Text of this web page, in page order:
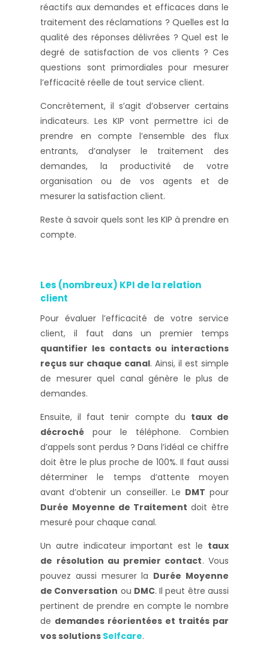
réactifs aux demandes et efficaces dans le
traitement des réclamations ? Quelles est la
qualité des réponses délivrées ? Quel est le
degré de satisfaction de vos clients ? Ces
questions sont primordiales pour mesurer
l’efficacité réelle de tout service client.
Concrètement, il s’agit d’observer certains
indicateurs. Les KIP vont permettre ici de
prendre en compte l’ensemble des flux
entrants, d’analyser le traitement des
demandes, la productivité de votre
organisation ou de vos agents et de
mesurer la satisfaction client.
Reste à savoir quels sont les KIP à prendre en
compte.
Les (nombreux) KPI de la relation
client
Pour évaluer l’efficacité de votre service
client, il faut dans un premier temps
quantifier les contacts ou interactions
reçus sur chaque canal. Ainsi, il est simple
de mesurer quel canal génère le plus de
demandes.
Ensuite, il faut tenir compte du taux de
décroché pour le téléphone. Combien
d’appels sont perdus ? Dans l’idéal ce chiffre
doit être le plus proche de 100%. Il faut aussi
déterminer le temps d’attente moyen
avant d’obtenir un conseiller. Le DMT pour
Durée Moyenne de Traitement doit être
mesuré pour chaque canal.
Un autre indicateur important est le taux
de résolution au premier contact. Vous
pouvez aussi mesurer la Durée Moyenne
de Conversation ou DMC. Il peut être aussi
pertinent de prendre en compte le nombre
de demandes réorientées et traités par
vos solutions Selfcare.